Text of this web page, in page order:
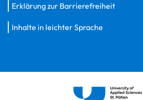
Erklärung zur Barrierefreiheit
Inhalte in leichter Sprache